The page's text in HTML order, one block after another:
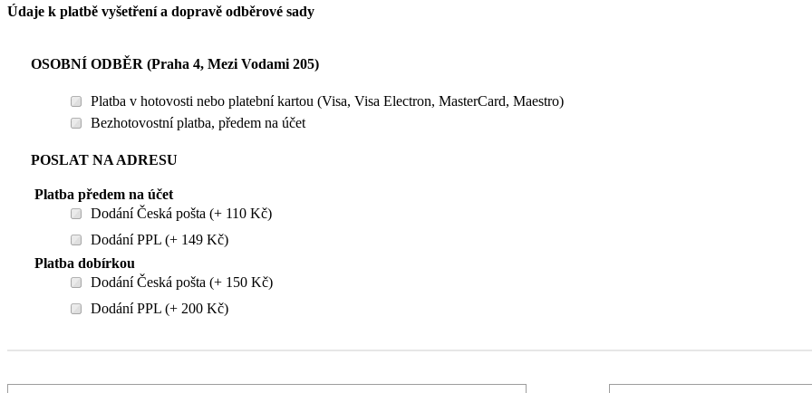
Údaje k platbě vyšetření a dopravě odběrové sady
OSOBNÍ ODBĚR (Praha 4, Mezi Vodami 205)
Platba v hotovosti nebo platební kartou (Visa, Visa Electron, MasterCard, Maestro)
Bezhotovostní platba, předem na účet
POSLAT NA ADRESU
Platba předem na účet
Dodání Česká pošta (+ 110 Kč)
Dodání PPL (+ 149 Kč)
Platba dobírkou
Dodání Česká pošta (+ 150 Kč)
Dodání PPL (+ 200 Kč)